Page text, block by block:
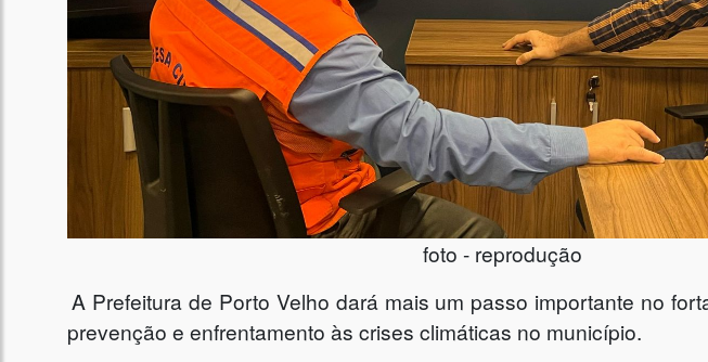
foto - reprodução
A Prefeitura de Porto Velho dará mais um passo importante no
prevenção e enfrentamento às crises climáticas no município.